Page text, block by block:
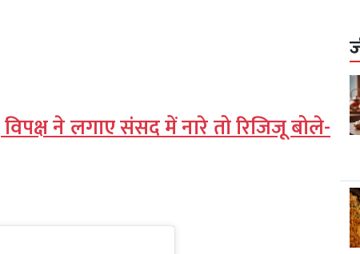
ने लगाए संसद में नारे तो रिजिजू बोले-